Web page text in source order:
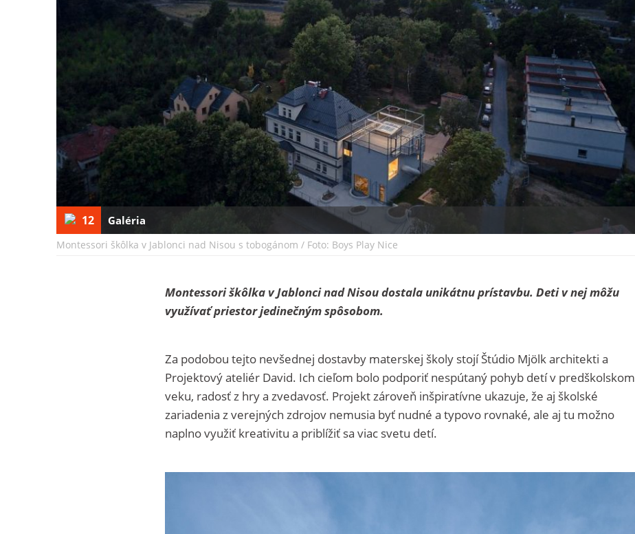
12 Galéria
Montessori škôlka v Jablonci nad Nisou s tobogánom / Foto: Boys Play Nice
Montessori škôlka v Jablonci nad Nisou dostala unikátnu prístavbu. Deti v nej môžu
využívať priestor jedinečným spôsobom.
Za podobou tejto nevšednej dostavby materskej školy stojí Štúdio Mjölk architekti a
Projektový ateliér David. Ich cieľom bolo podporiť nespútaný pohyb detí v predškolskom
veku, radosť z hry a zvedavosť. Projekt zároveň inšpiratívne ukazuje, že aj školské
zariadenia z verejných zdrojov nemusia byť nudné a typovo rovnaké, ale aj tu možno
naplno využiť kreativitu a priblížiť sa viac svetu detí.